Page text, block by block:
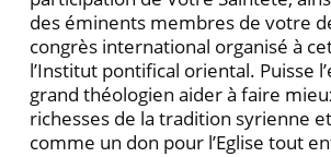
des éminents membres de votre
congrès international organisé à
l’Institut pontifical oriental. Puisse
grand théologien aider à faire
richesses de la tradition syrienne
comme un don pour l’Eglise tout